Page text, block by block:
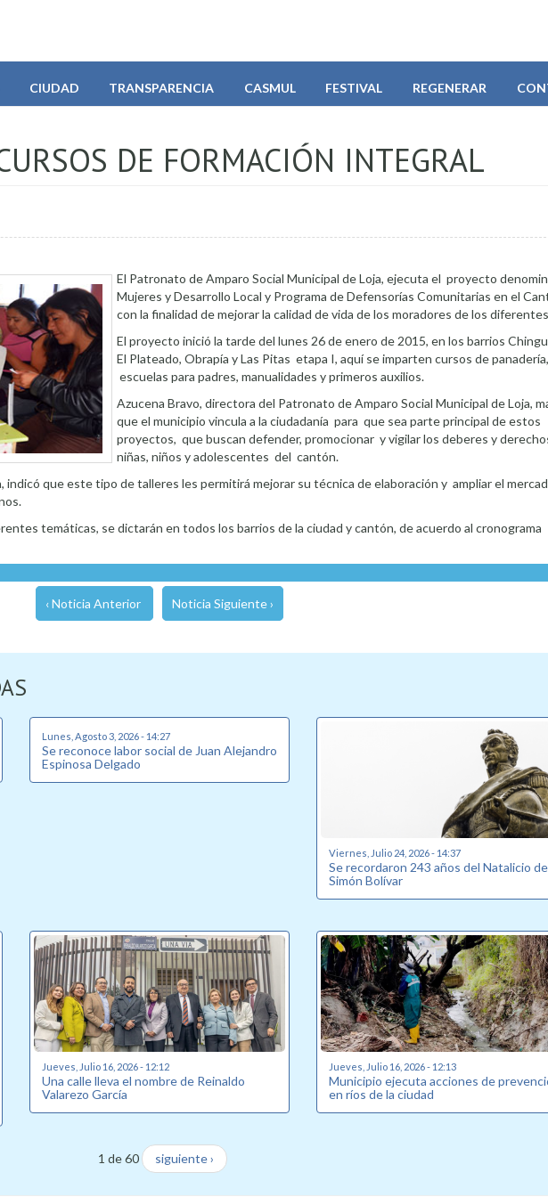
CIUDAD TRANSPARENCIA CASMUL FESTIVAL REGENERAR
DE FORMACIÓN INTEGRAL
El Patronato de Amparo Social Municipal de Loja, ejecuta el proyecto
Mujeres y Desarrollo Local y Programa de Defensorías Comunitarias en el
con la finalidad de mejorar la calidad de vida de los moradores de los
El proyecto inició la tarde del lunes 26 de enero de 2015, en los barrios
El Plateado, Obrapía y Las Pitas etapa I, aquí se imparten cursos de panadería,
escuelas para padres, manualidades y primeros auxilios.
Azucena Bravo, directora del Patronato de Amparo Social Municipal de Loja,
que el municipio vincula a la ciudadanía para que sea parte principal de estos
proyectos, que buscan defender, promocionar y vigilar los deberes y
niñas, niños y adolescentes del cantón.
indicó que este tipo de talleres les permitirá mejorar su técnica de elaboración y ampliar el
temáticas, se dictarán en todos los barrios de la ciudad y cantón, de acuerdo al cronograma
‹ Noticia Anterior Noticia Siguiente ›
Lunes, Agosto 3, 2026 - 14:27
Se reconoce labor social de Juan Alejandro
Espinosa Delgado
Viernes, Julio 24, 2026 - 14:37
Se recordaron 243 años del Natalicio de
Simón Bolívar
Jueves, Julio 16, 2026 - 12:12
Una calle lleva el nombre de Reinaldo
Valarezo García
Jueves, Julio 16, 2026 - 12:13
Municipio ejecuta acciones de
en ríos de la ciudad
1 de 60 siguiente ›